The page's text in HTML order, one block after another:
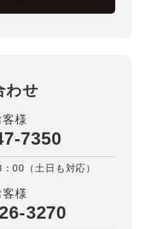
わせ
様
7350
00（土日も対応）
様
3270